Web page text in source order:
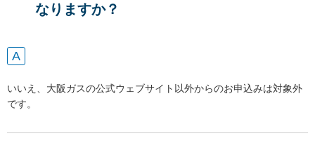
なりますか？
いいえ、大阪ガスの公式ウェブサイト以外からのお申込みは対象外
です。